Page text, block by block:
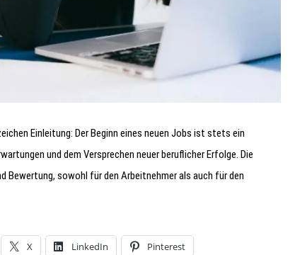
Einleitung: Der Beginn eines neuen Jobs ist stets ein
und dem Versprechen neuer beruflicher Erfolge. Die
Bewertung, sowohl für den Arbeitnehmer als auch für den
X LinkedIn Pinterest